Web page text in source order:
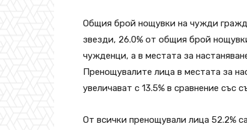
Общия брой нощувки на чужди
звезди, 26.0% от общия брой
чужденци, а в местата за
Пренощувалите лица в местата за
увеличават с 13.5% в сравнение със
От всички пренощували лица 52.2%